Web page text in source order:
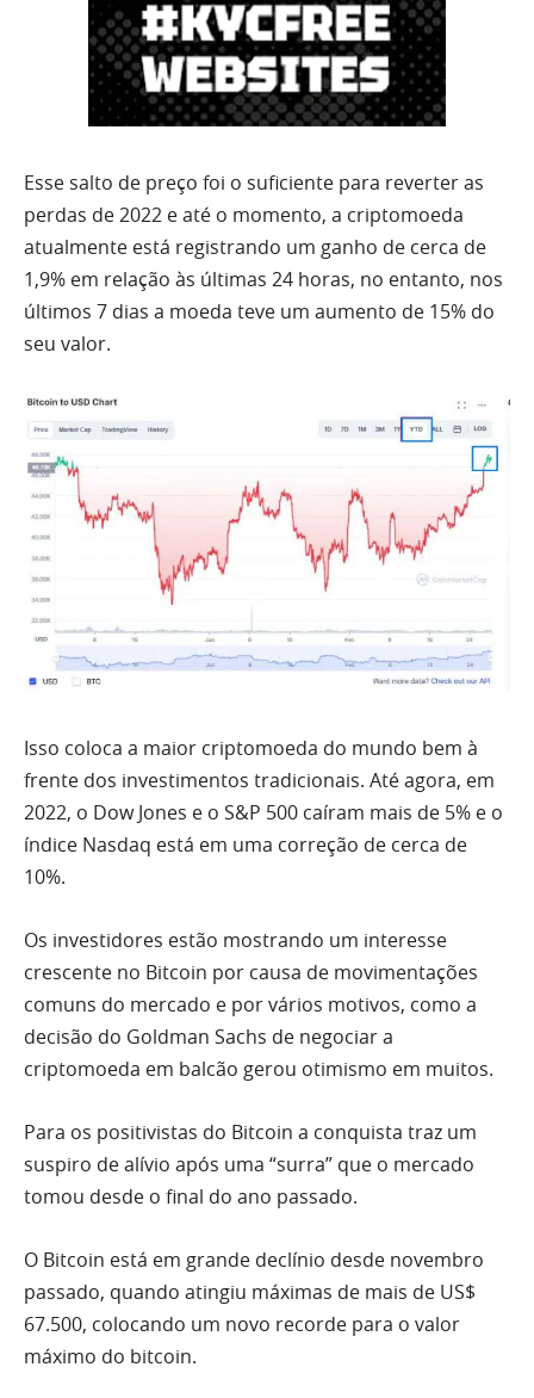
Esse salto de preço foi o suficiente para reverter as
perdas de 2022 e até o momento, a criptomoeda
atualmente está registrando um ganho de cerca de
1,9% em relação às últimas 24 horas, no entanto, nos
últimos 7 dias a moeda teve um aumento de 15% do
seu valor.
Isso coloca a maior criptomoeda do mundo bem à
frente dos investimentos tradicionais. Até agora, em
2022, o Dow Jones e o S&P 500 caíram mais de 5% e o
índice Nasdaq está em uma correção de cerca de
10%.
Os investidores estão mostrando um interesse
crescente no Bitcoin por causa de movimentações
comuns do mercado e por vários motivos, como a
decisão do Goldman Sachs de negociar a
criptomoeda em balcão gerou otimismo em muitos.
Para os positivistas do Bitcoin a conquista traz um
suspiro de alívio após uma “surra” que o mercado
tomou desde o final do ano passado.
O Bitcoin está em grande declínio desde novembro
passado, quando atingiu máximas de mais de US$
67.500, colocando um novo recorde para o valor
máximo do bitcoin.